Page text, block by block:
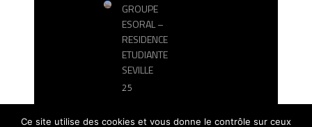
GROUPE
ESORAL –
RESIDENCE
ETUDIANTE
SEVILLE
25
Ce site utilise des cookies et vous donne le contrôle sur ceux